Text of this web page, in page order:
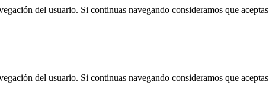
del usuario. Si continuas navegando consideramos que
del usuario. Si continuas navegando consideramos que